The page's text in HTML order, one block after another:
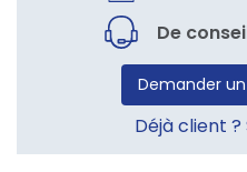
De
Demander
Déjà client